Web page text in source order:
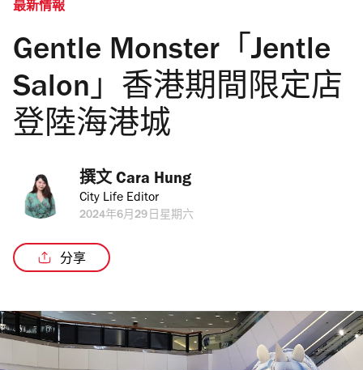
最新情報
Gentle Monster「Jentle
Salon」香港期間限定店
登陸海港城
撰文 Cara Hung
City Life Editor
2024年6月29日星期六
分享